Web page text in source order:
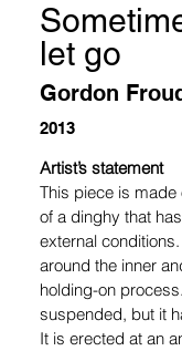
let go
Gordon
2013
Artist’s
This piece is made
of a dinghy that
external
around the inner
holding-on
suspended, but it
It is erected at an